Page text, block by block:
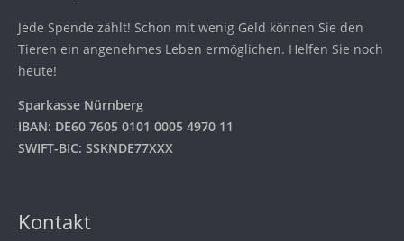
Jede Spende zählt! Schon mit wenig Geld können Sie den
Tieren ein angenehmes Leben ermöglichen. Helfen Sie noch
heute!
Sparkasse Nürnberg
IBAN: DE60 7605 0101 0005 4970 11
SWIFT-BIC: SSKNDE77XXX
Kontakt